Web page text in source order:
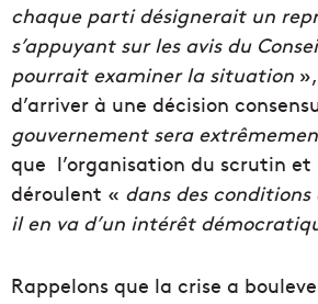
chaque parti désignerait un
s’appuyant sur les avis du
pourrait examiner la situation
d’arriver à une décision
gouvernement sera
que l’organisation du scrutin et
déroulent « dans des
il en va d’un intérêt
Rappelons que la crise a